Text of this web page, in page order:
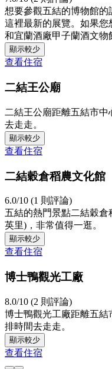
想要參觀五結的博物館
這裡最新的展覽。如果
和宜蘭酒廠甲子蘭酒文物
顯示較少
查看住宿
二結王公廟
二結王公廟距離五結市中
去走走。
顯示較少
查看住宿
二結穀倉稻農文化館
6.0/10 (1 則評論)
五結的熱門景點二結穀倉
英里)，非常值得一逛。
顯示較少
查看住宿
博士鴨觀光工廠
8.0/10 (2 則評論)
博士鴨觀光工廠距離五結
排時間去走走。
顯示較少
查看住宿